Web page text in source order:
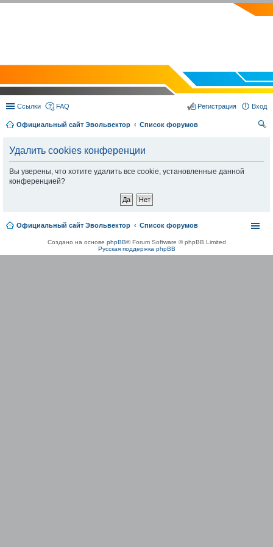
Ссылки FAQ Вход
Регистрация
Официальный сайт Эвольвектор
Список форумов
Удалить cookies конференции
Вы уверены, что хотите удалить все cookie, установленные данной
конференцией?
Официальный сайт Эвольвектор Список форумов
Создано на основе phpBB® Forum Software © phpBB Limited
Русская поддержка phpBB